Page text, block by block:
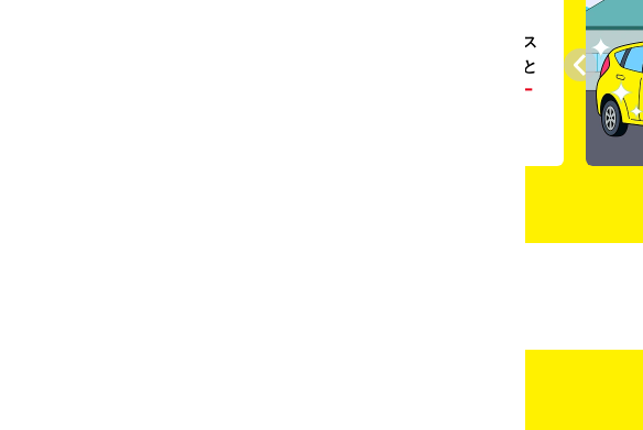
。ガソリンス
タンドや整備工場の既存インフラを活用すること
リー